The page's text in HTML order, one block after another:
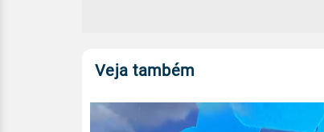
Veja também